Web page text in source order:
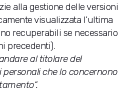
alla gestione delle versioni
visualizzata l’ultima
recuperabili se necessario
precedenti).
al titolare del
che lo concernono